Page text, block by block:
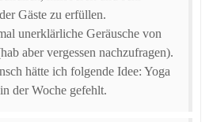
Gäste zu erfüllen.
unerklärliche Geräusche von
aber vergessen nachzufragen).
hätte ich folgende Idee: Yoga
der Woche gefehlt.